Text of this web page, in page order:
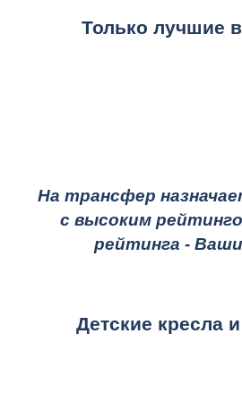
Только лучшие
На трансфер
с высоким
рейтинга -
Детские кресла